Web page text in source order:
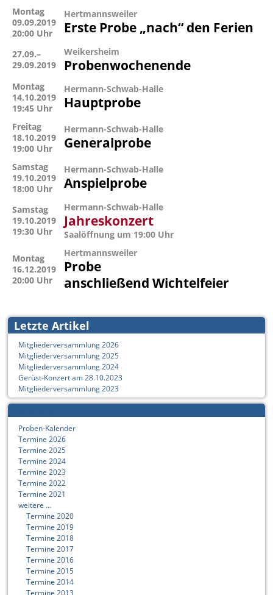
Montag
09.09.2019
20:00 Uhr
Hertmannsweiler
Erste Probe „nach“ den Ferien
27.09.–
29.09.2019
Weikersheim
Probenwochenende
Montag
14.10.2019
19:45 Uhr
Hermann-Schwab-Halle
Hauptprobe
Freitag
18.10.2019
19:00 Uhr
Hermann-Schwab-Halle
Generalprobe
Samstag
19.10.2019
18:00 Uhr
Hermann-Schwab-Halle
Anspielprobe
Samstag
19.10.2019
19:30 Uhr
Hermann-Schwab-Halle
Jahreskonzert
Saalöffnung um 19:00 Uhr
Montag
16.12.2019
20:00 Uhr
Hertmannsweiler
Probe
anschließend Wichtelfeier
Letzte Artikel
Mitgliederversammlung 2026
Mitgliederversammlung 2025
Mitgliederversammlung 2024
Gerüst-Konzert am 28.10.2023
Mitgliederversammlung 2023
Proben-Kalender
Termine 2026
Termine 2025
Termine 2024
Termine 2023
Termine 2022
Termine 2021
weitere …
Termine 2020
Termine 2019
Termine 2018
Termine 2017
Termine 2016
Termine 2015
Termine 2014
Termine 2013